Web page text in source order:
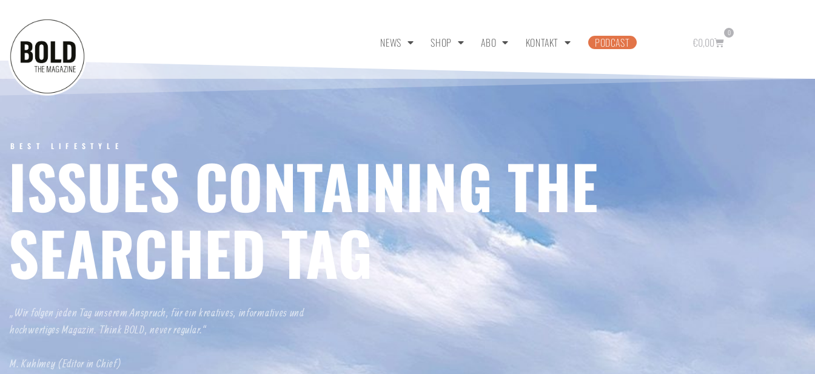
NEWS SHOP ABO KONTAKT PODCAST €0,00
0
BEST LIFESTYLE
ISSUES CONTAINING THE
SEARCHED TAG
„Wir folgen jeden Tag unserem Anspruch, für ein kreatives, informatives und
hochwertiges Magazin. Think BOLD, never regular.“
M. Kuhlmey (Editor in Chief)